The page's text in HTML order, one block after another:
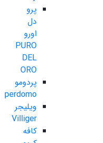
پرو
دل
اورو
PURO
DEL
ORO
پردومو
perdomo
ویلیجر
Villiger
کافه